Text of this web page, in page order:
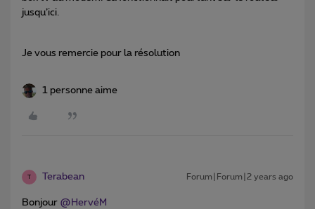
jusqu’ici.
Je vous remercie pour la résolution
1 personne aime
T Terabean Forum|Forum|2 years ago
Bonjour @HervéM